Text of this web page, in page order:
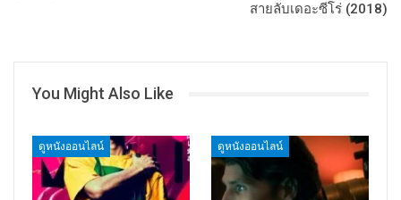
สายลับเดอะซีโร่ (2018)
You Might Also Like
ดูหนังออนไลน์ ดูหนังออนไลน์